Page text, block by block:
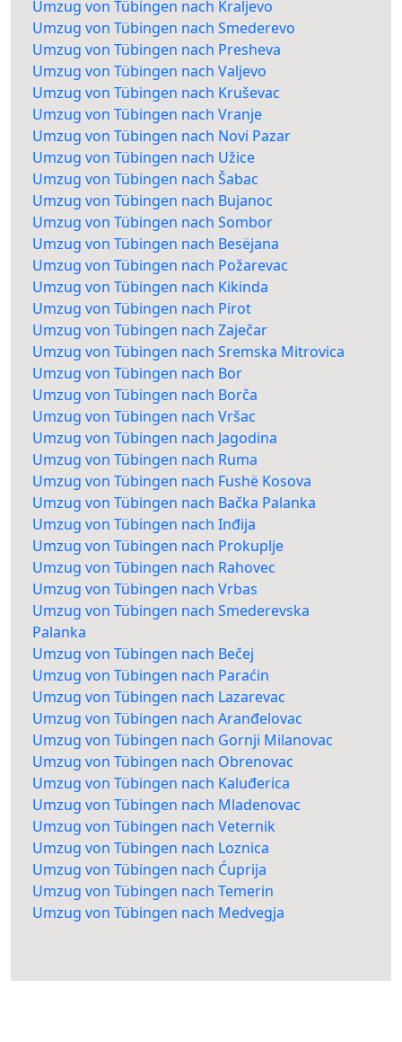
Umzug von Tübingen nach Kraljevo
Umzug von Tübingen nach Smederevo
Umzug von Tübingen nach Presheva
Umzug von Tübingen nach Valjevo
Umzug von Tübingen nach Kruševac
Umzug von Tübingen nach Vranje
Umzug von Tübingen nach Novi Pazar
Umzug von Tübingen nach Užice
Umzug von Tübingen nach Šabac
Umzug von Tübingen nach Bujanoc
Umzug von Tübingen nach Sombor
Umzug von Tübingen nach Besëjana
Umzug von Tübingen nach Požarevac
Umzug von Tübingen nach Kikinda
Umzug von Tübingen nach Pirot
Umzug von Tübingen nach Zaječar
Umzug von Tübingen nach Sremska Mitrovica
Umzug von Tübingen nach Bor
Umzug von Tübingen nach Borča
Umzug von Tübingen nach Vršac
Umzug von Tübingen nach Jagodina
Umzug von Tübingen nach Ruma
Umzug von Tübingen nach Fushë Kosova
Umzug von Tübingen nach Bačka Palanka
Umzug von Tübingen nach Inđija
Umzug von Tübingen nach Prokuplje
Umzug von Tübingen nach Rahovec
Umzug von Tübingen nach Vrbas
Umzug von Tübingen nach Smederevska
Palanka
Umzug von Tübingen nach Bečej
Umzug von Tübingen nach Paraćin
Umzug von Tübingen nach Lazarevac
Umzug von Tübingen nach Aranđelovac
Umzug von Tübingen nach Gornji Milanovac
Umzug von Tübingen nach Obrenovac
Umzug von Tübingen nach Kaluđerica
Umzug von Tübingen nach Mladenovac
Umzug von Tübingen nach Veternik
Umzug von Tübingen nach Loznica
Umzug von Tübingen nach Ćuprija
Umzug von Tübingen nach Temerin
Umzug von Tübingen nach Medvegja